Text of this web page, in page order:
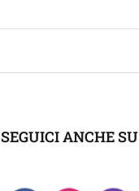
SEGUICI ANCHE SU